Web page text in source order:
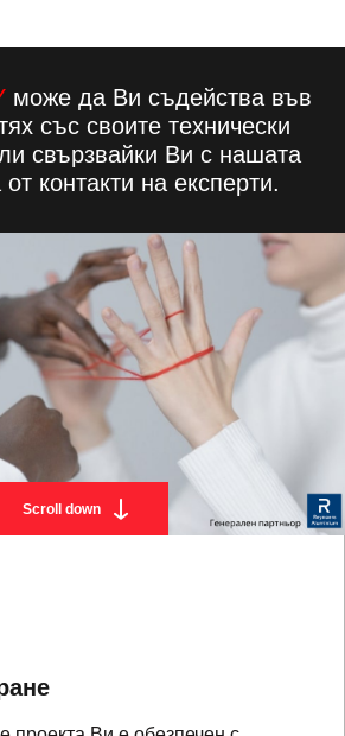
Scroll down
може да Ви съдейства във
със своите технически
свързвайки Ви с нашата
контакти на експерти.